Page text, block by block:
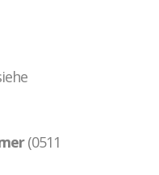
(0511